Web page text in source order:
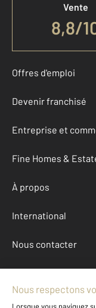
Vente
8,8/
Offres d'emploi
Devenir franchisé
Entreprise et
Fine Homes &
À propos
International
Nous contacter
Mentions